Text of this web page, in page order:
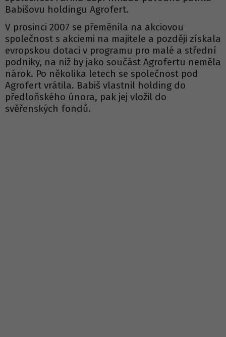
Babišovu holdingu Agrofert.
V prosinci 2007 se přeměnila na akciovou
společnost s akciemi na majitele a později získala
evropskou dotaci v programu pro malé a střední
podniky, na niž by jako součást Agrofertu neměla
nárok. Po několika letech se společnost pod
Agrofert vrátila. Babiš vlastnil holding do
předloňského února, pak jej vložil do
svěřenských fondů.